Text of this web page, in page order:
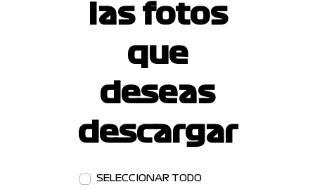
las fotos
que
deseas
descargar
SELECCIONAR TODO